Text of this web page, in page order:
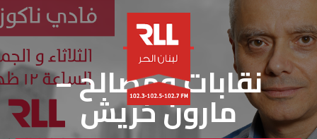
نقابات ومصالح
نقابات ومصالح –
مارون خريش